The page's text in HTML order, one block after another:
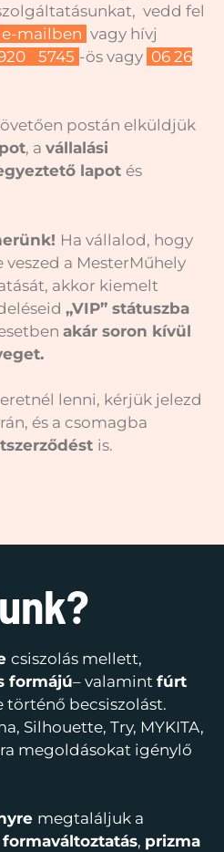
vedd fel
e-mailben vagy hívj
5745 -ös vagy 06 26
postán elküldjük
, a vállalási
lapot és
Ha vállalod, hogy
a MesterMűhely
akkor kiemelt
„VIP” státuszba
akár soron kívül
lenni, kérjük jelezd
és a csomagba
is.
csiszolás mellett,
formájú– valamint fúrt
történő becsiszolást.
Silhouette, Try, MYKITA,
megoldásokat igénylő
megtaláljuk a
formaváltoztatás, prizma